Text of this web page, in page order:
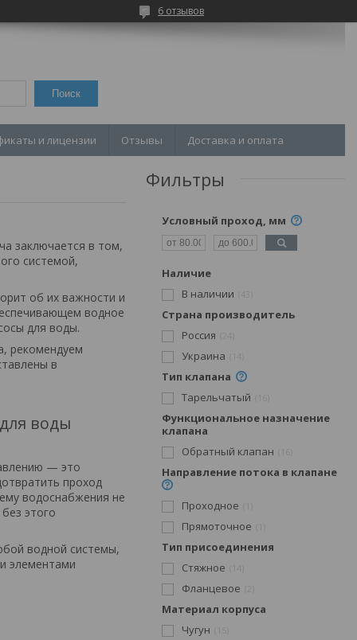
6 отзывов
Поиск
и лицензии Отзывы Доставка и оплата
заключается в том,
системой,
об их важности и
водное
для воды.
рекомендуем
в
воды
— это
проход
водоснабжения не
этого
водной системы,
элементами
Фильтры
Условный проход, мм
Наличие
В наличии
Страна производитель
Россия
Украина
Тип клапана
Тарельчатый
Функциональное назначение
клапана
Обратный клапан
Направление потока в клапане
Проходное
Прямоточное
Тип присоединения
Стяжное
Фланцевое
Материал корпуса
Чугун